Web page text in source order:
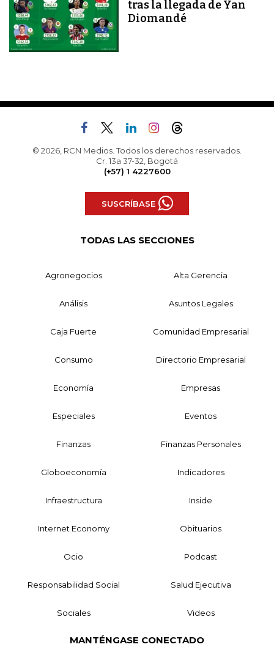
tras la llegada de Yan
Diomandé
© 2026, RCN Medios. Todos los derechos reservados.
Cr. 13a 37-32, Bogotá
(+57) 1 4227600
SUSCRÍBASE
TODAS LAS SECCIONES
Agronegocios Alta Gerencia
Análisis Asuntos Legales
Caja Fuerte Comunidad Empresarial
Consumo Directorio Empresarial
Economía Empresas
Especiales Eventos
Finanzas Finanzas Personales
Globoeconomía Indicadores
Infraestructura Inside
Internet Economy Obituarios
Ocio Podcast
Responsabilidad Social Salud Ejecutiva
Sociales Videos
MANTÉNGASE CONECTADO